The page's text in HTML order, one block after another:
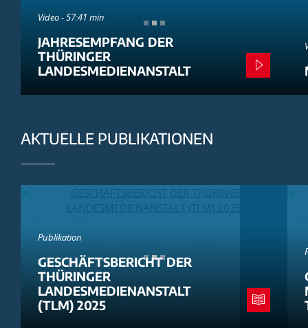
Video - 57:41 min
JAHRESEMPFANG DER
THÜRINGER
LANDESMEDIENANSTALT
AKTUELLE PUBLIKATIONEN
Publikation
GESCHÄFTSBERICHT DER
THÜRINGER
LANDESMEDIENANSTALT
(TLM) 2025